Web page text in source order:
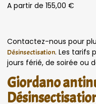
A partir de 155,00 €
Contactez-nous pour
Désinsectisation. Les tarifs
jours férié, de soirée ou
Giordano